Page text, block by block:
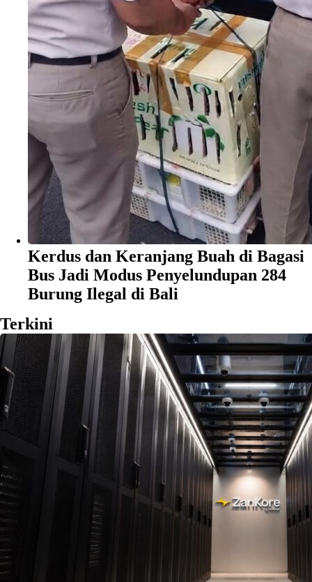
Kerdus dan Keranjang Buah di Bagasi
Bus Jadi Modus Penyelundupan 284
Burung Ilegal di Bali
Terkini